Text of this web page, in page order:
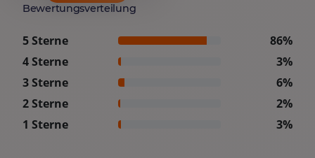
Bewertungsverteilung
5 Sterne
86%
4 Sterne
3%
3 Sterne
6%
2 Sterne
2%
1 Sterne
3%